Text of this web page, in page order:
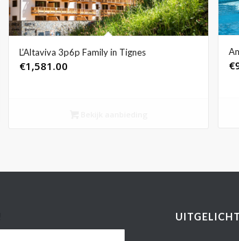
L’Altaviva 3p6p Family in Tignes
€1,581.00 €
UITGELICHT